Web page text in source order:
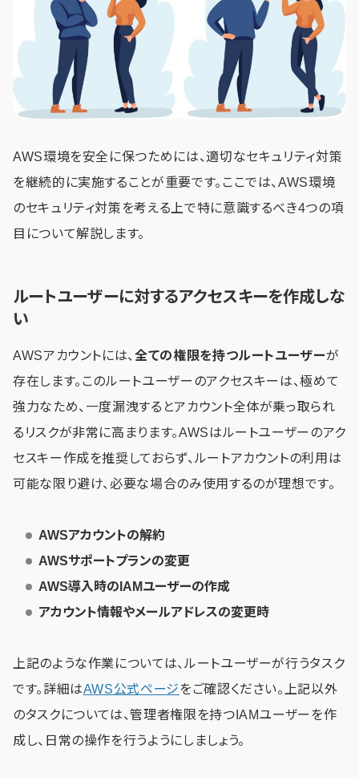
AWS環境を安全に保つためには、適切なセキュリティ対策
を継続的に実施することが重要です。ここでは、AWS環境
のセキュリティ対策を考える上で特に意識するべき4つの項
目について解説します。
ルートユーザーに対するアクセスキーを作成しな
い
AWSアカウントには、全ての権限を持つルートユーザーが
存在します。このルートユーザーのアクセスキーは、極めて
強力なため、一度漏洩するとアカウント全体が乗っ取られ
るリスクが非常に高まります。AWSはルートユーザーのアク
セスキー作成を推奨しておらず、ルートアカウントの利用は
可能な限り避け、必要な場合のみ使用するのが理想です。
AWSアカウントの解約
AWSサポートプランの変更
AWS導入時のIAMユーザーの作成
アカウント情報やメールアドレスの変更時
上記のような作業については、ルートユーザーが行うタスク
です。詳細はAWS公式ページをご確認ください。上記以外
のタスクについては、管理者権限を持つIAMユーザーを作
成し、日常の操作を行うようにしましょう。